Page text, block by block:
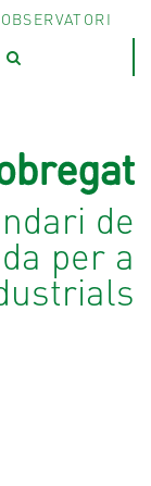
OBSERVATORI
de
per a